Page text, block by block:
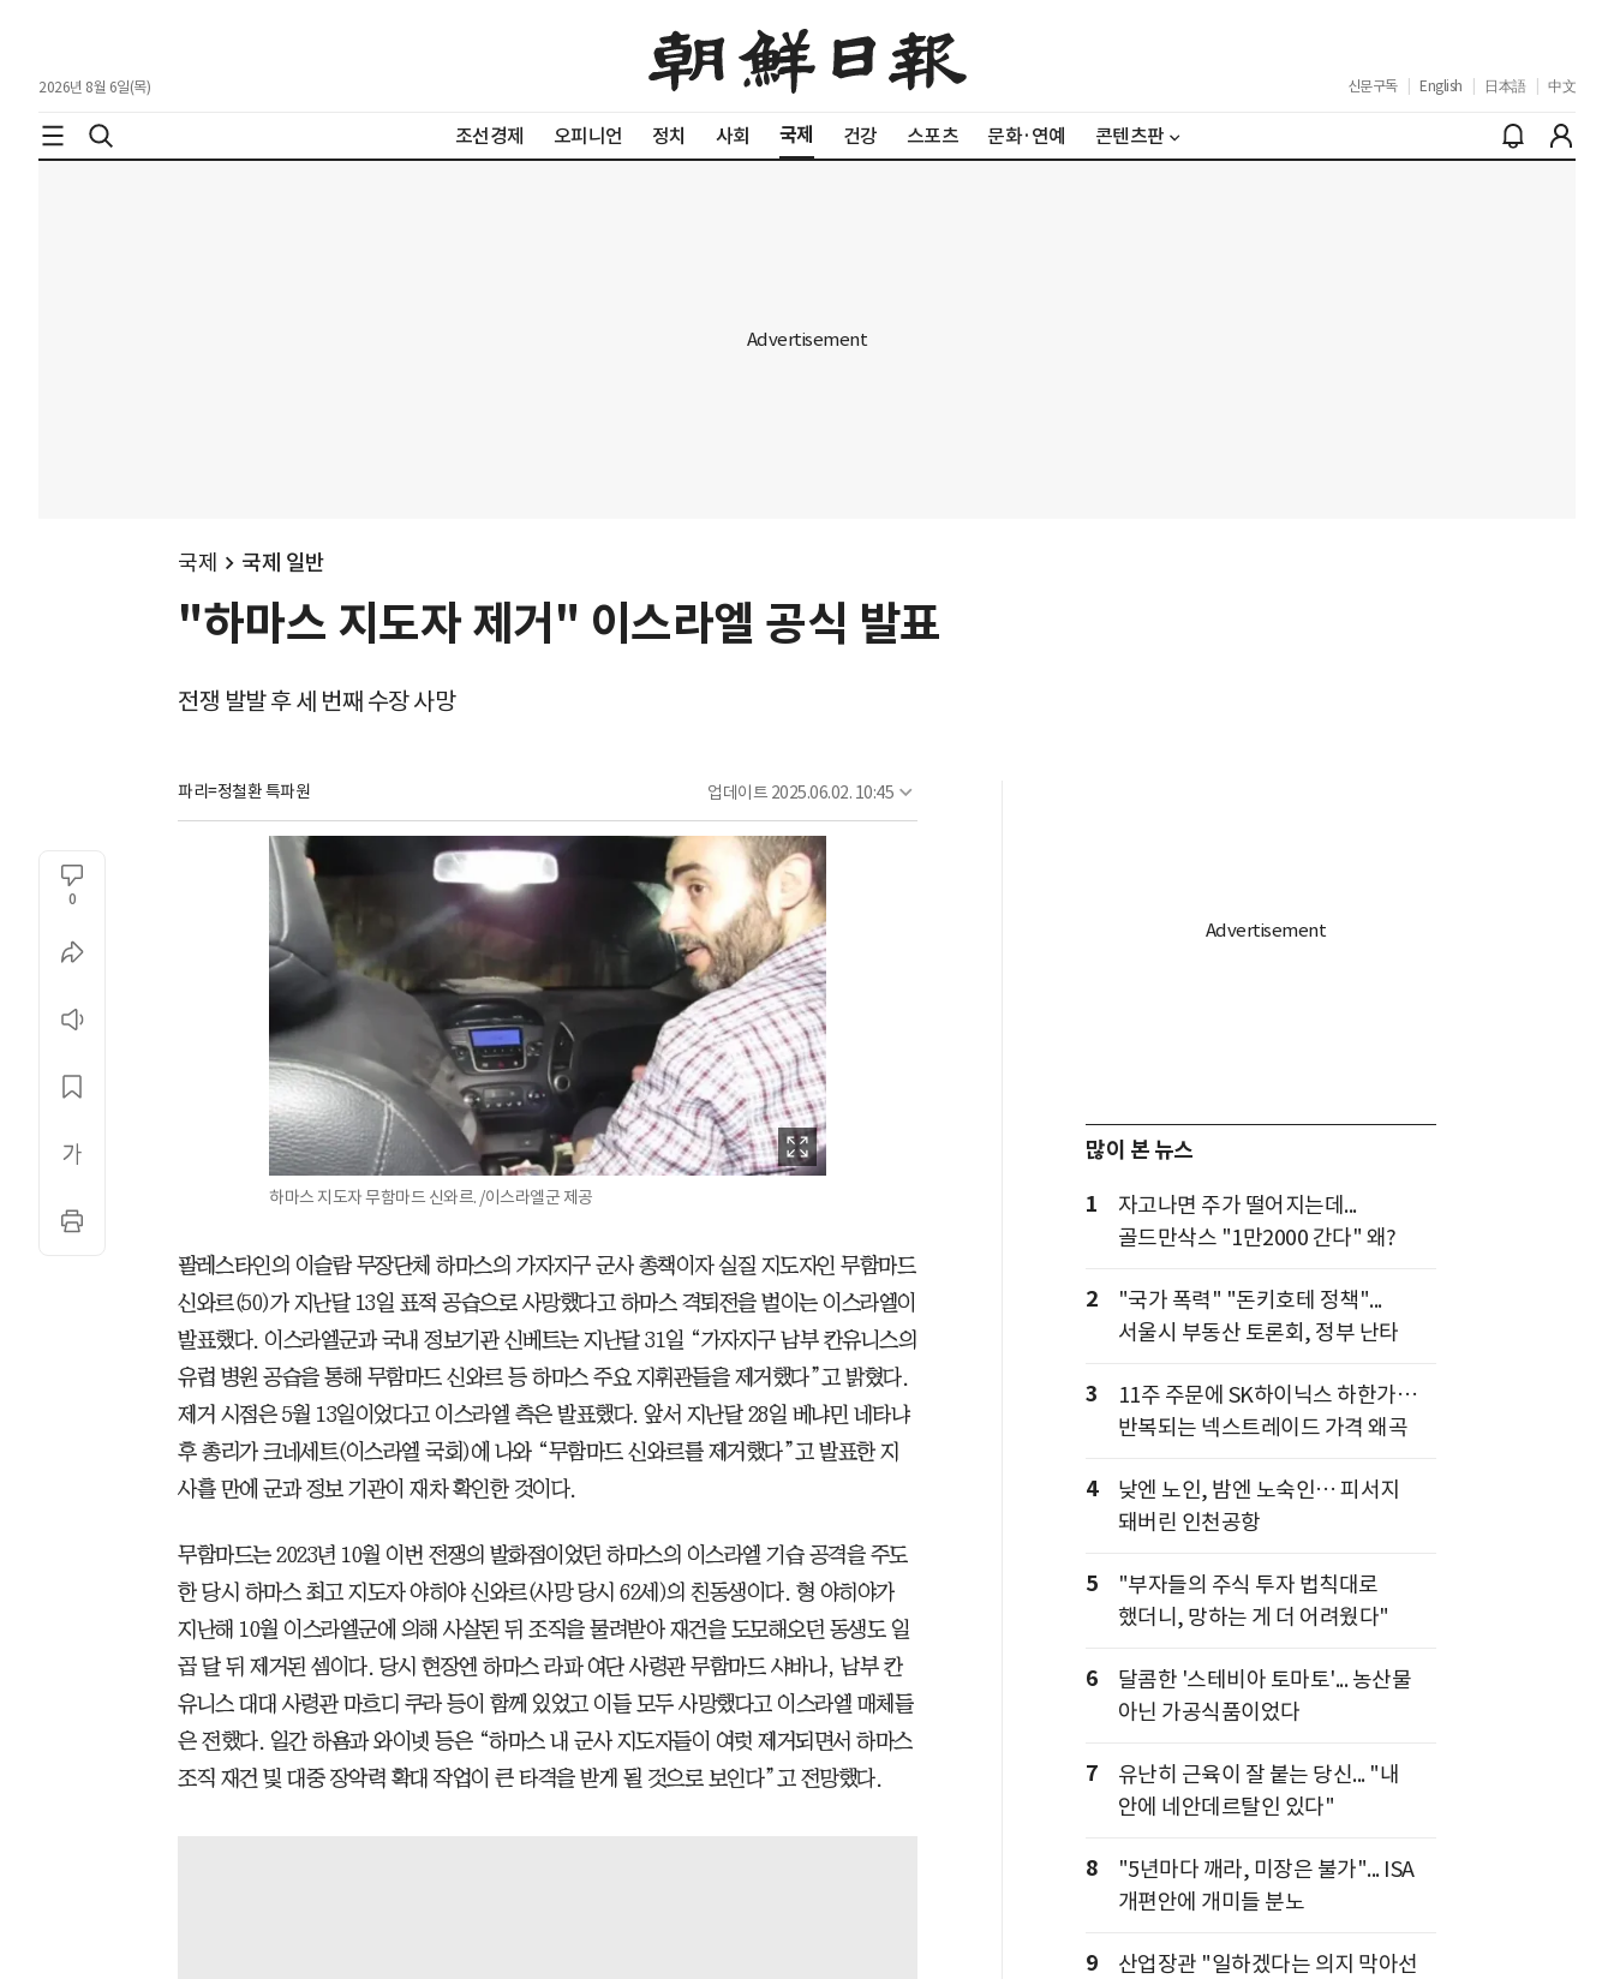
2026년 8월 6일(목) 신문구독 English 日本語 中文
조선경제 오피니언 정치 사회 국제 건강 스포츠 문화·연예 콘텐츠판
국제 국제 일반
"하마스 지도자 제거" 이스라엘 공식 발표
전쟁 발발 후 세 번째 수장 사망
파리=정철환 특파원 업데이트 2025.06.02. 10:45
0
하마스 지도자 무함마드 신와르. /이스라엘군 제공
팔레스타인의 이슬람 무장단체 하마스의 가자지구 군사 총책이자 실질 지도자인 무함마드
신와르(50)가 지난달 13일 표적 공습으로 사망했다고 하마스 격퇴전을 벌이는 이스라엘이
발표했다. 이스라엘군과 국내 정보기관 신베트는 지난달 31일 “가자지구 남부 칸유니스의
유럽 병원 공습을 통해 무함마드 신와르 등 하마스 주요 지휘관들을 제거했다”고 밝혔다.
제거 시점은 5월 13일이었다고 이스라엘 측은 발표했다. 앞서 지난달 28일 베냐민 네타냐
후 총리가 크네세트(이스라엘 국회)에 나와 “무함마드 신와르를 제거했다”고 발표한 지
사흘 만에 군과 정보 기관이 재차 확인한 것이다.
무함마드는 2023년 10월 이번 전쟁의 발화점이었던 하마스의 이스라엘 기습 공격을 주도
한 당시 하마스 최고 지도자 야히야 신와르(사망 당시 62세)의 친동생이다. 형 야히야가
지난해 10월 이스라엘군에 의해 사살된 뒤 조직을 물려받아 재건을 도모해오던 동생도 일
곱 달 뒤 제거된 셈이다. 당시 현장엔 하마스 라파 여단 사령관 무함마드 샤바나, 남부 칸
유니스 대대 사령관 마흐디 쿠라 등이 함께 있었고 이들 모두 사망했다고 이스라엘 매체들
은 전했다. 일간 하욤과 와이넷 등은 “하마스 내 군사 지도자들이 여럿 제거되면서 하마스
조직 재건 및 대중 장악력 확대 작업이 큰 타격을 받게 될 것으로 보인다”고 전망했다.
많이 본 뉴스
1
자고나면 주가 떨어지는데...
골드만삭스 "1만2000 간다" 왜?
2
"국가 폭력" "돈키호테 정책"...
서울시 부동산 토론회, 정부 난타
3
11주 주문에 SK하이닉스 하한가…
반복되는 넥스트레이드 가격 왜곡
4
낮엔 노인, 밤엔 노숙인… 피서지
돼버린 인천공항
5
"부자들의 주식 투자 법칙대로
했더니, 망하는 게 더 어려웠다"
6
달콤한 '스테비아 토마토'... 농산물
아닌 가공식품이었다
7
유난히 근육이 잘 붙는 당신... "내
안에 네안데르탈인 있다"
8
"5년마다 깨라, 미장은 불가"... ISA
개편안에 개미들 분노
9
산업장관 "일하겠다는 의지 막아선